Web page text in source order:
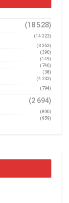
(18 528)
(14 323)
(3 363)
(390)
(149)
(740)
(38)
(4 233)
(794)
(2 694)
(800)
(959)